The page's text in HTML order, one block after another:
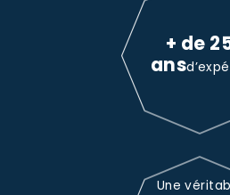
+ de
ans
Une